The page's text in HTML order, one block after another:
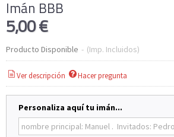
Imán BBB
5,00 €
Producto Disponible - (Imp. Incluidos)
Ver descripción Hacer pregunta
Personaliza aquí tu imán...